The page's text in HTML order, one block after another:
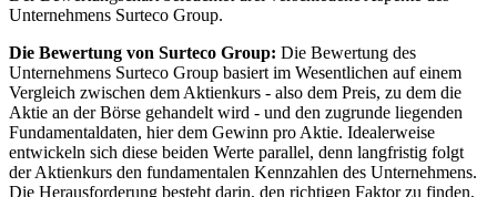
Unternehmens Surteco Group.
Die Bewertung von Surteco Group: Die Bewertung des
Unternehmens Surteco Group basiert im Wesentlichen auf einem
Vergleich zwischen dem Aktienkurs - also dem Preis, zu dem die
Aktie an der Börse gehandelt wird - und den zugrunde liegenden
Fundamentaldaten, hier dem Gewinn pro Aktie. Idealerweise
entwickeln sich diese beiden Werte parallel, denn langfristig folgt
der Aktienkurs den fundamentalen Kennzahlen des Unternehmens.
Die Herausforderung besteht darin, den richtigen Faktor zu finden,